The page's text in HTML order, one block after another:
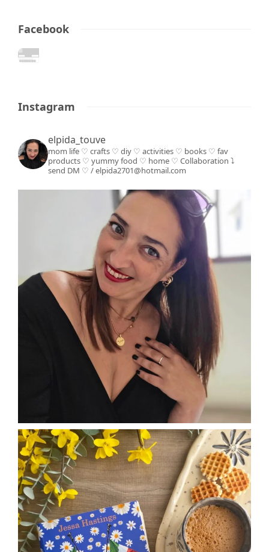
Facebook
Instagram
elpida_touve
mom life ♡ crafts ♡ diy ♡ activities ♡ books ♡ fav
products ♡ yummy food ♡ home ♡ Collaboration ⤵️
send DM ♡ / elpida2701@hotmail.com